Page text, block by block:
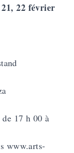
22 février
17 h 00 à
www.arts-